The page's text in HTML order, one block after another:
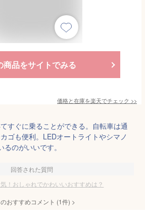
商品をサイトでみる
価格と在庫を楽天でチェック >>
すぐに乗ることができる。自転車は通
ゴも便利。LEDオートライトやシマノ
のがいいです。
回答された質問
！おしゃれでかわいいおすすめは？
おすすめコメント (1件) >